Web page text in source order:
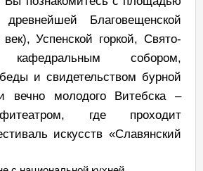
древнейшей Благовещенской
Успенской горкой, Свято-
кафедральным собором,
и свидетельством бурной
вечно молодого Витебска –
где проходит
искусств «Славянский